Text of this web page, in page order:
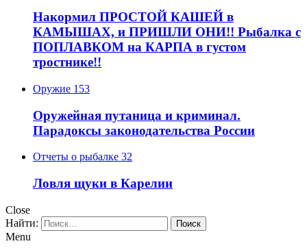
Накормил ПРОСТОЙ КАШЕЙ в
КАМЫШАХ, и ПРИШЛИ ОНИ!! Рыбалка с
ПОПЛАВКОМ на КАРПА в густом
тростнике!!
Оружие 153
Оружейная путаница и криминал.
Парадоксы законодательства России
Отчеты о рыбалке 32
Ловля щуки в Карелии
Close
Найти:
Menu